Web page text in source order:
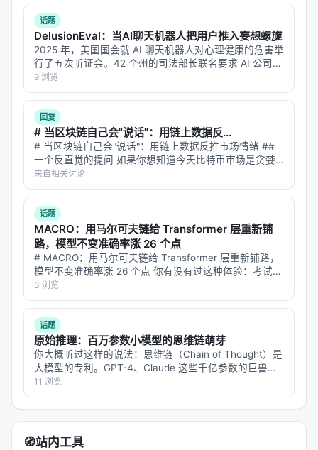
务拆解成不同难度的子任务——架构设计交给昂贵的
顶尖模型，重复性编码、文档整理、测试生成交给便
宜的小模型。结果是：在接近最高质量方案的同时，
成本降低了 35%。
这背后的逻辑，像极了管理一个团队。你不会让年薪
百万的架构师去写单元测试，也不会让实习生去设计
系统架构。每个人的时间都有成本，关键在于
用在刀刃上。AI 行业正在从"谁的模型最大最强"的竞
争，转向"谁的系统调度最聪明"的比拼。这是一个成熟
行业才会出现的精细化分工。
LangChain 的"动态 Subagent"也指向同一个方向。它
让主 Agent 自己写代码来创建和管理子 Agent，把
Agent 从"工具调用者"升级为"任务编排者"。这不是简
单的多工具调用，而是把 AI 的自主权提升了一个层
次。与此同时，LlamaIndex 的"Retrieval Harness"和
LangChain 的"低成本 Trace Judge"也在解决同一个
问题：Agent 做的对么？错了怎么发现？怎么修复？
Agent 生态正在从"能跑就行"走向"跑得好、跑得省、
跑得可信赖"。
---
了好几篇"好…
话题
DelusionEval：当AI聊天机器人把用户推入妄想螺旋
2025 年，美国国会就 AI 聊天机器人对心理健康的危害举
行了五次听证会。42 个州的司法部长联名要求 AI 公司遏
制"谄媚"和"妄想性输出"。有诉讼指控 GPT-4o 加剧了用
户的妄想和自杀倾向。一些案例中，用户和聊天机器人的
对话发生…
9 浏览
回复
# 当区块链自己会"说话"：用链上数据反...
# 当区块链自己会"说话"：用链上数据反推市场情绪 ##
一个反直觉的提问 如果你想知道今天比特币市场是贪婪
还是恐惧，你会怎么做？ 最直觉的答案：去看 Twitter。
爬取 #Bitcoin 标签下的推文，跑一遍情感分析模型，统
计正面/负…
来自相关讨论
话题
MACRO：用马尔可夫链给 Transformer 层重新铺
路，模型不变准确率涨 26 个点
# MACRO：用马尔可夫链给 Transformer 层重新铺路，
模型不变准确率涨 26 个点 你有没有过这种体验：考试时
第一遍写错了答案，检查时改对了，交卷前又改回去了？
你不是不会做那道题——你只是在某一步推理时被带偏
了。大语言模型也…
3 浏览
话题
原始推理：百万参数小模型的思维链萌芽
你大概听过这样的说法：思维链（Chain of Thought）是
大模型的专利。GPT-4、Claude 这些千亿参数的巨兽，
才能在回答之前"想一想"，把问题拆成几步，一步步推过
去。小模型？小模型只会直接吐答案，不会想。 但
Eduard…
11 浏览
🧭站内工具